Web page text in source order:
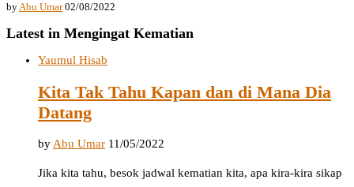
byAbu Umar 02/08/2022
Latest in Mengingat Kematian
Yaumul Hisab
Kita Tak Tahu Kapan dan di Mana Dia
Datang
byAbu Umar 11/05/2022
Jika kita tahu, besok jadwal kematian kita, apa kira-kira sikap